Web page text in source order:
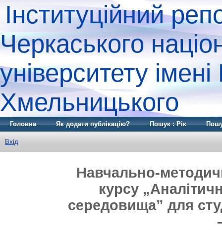
Інституційний
Черкаського
університету
Хмельницького
Головна Як додати публікацію? Пошук : Рік
Вхід
Навчально-
курсу
середовища” для